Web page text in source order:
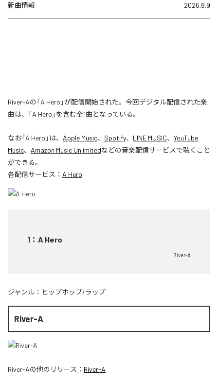
新曲情報 2026.8.9
River-Aの「A Hero」が配信開始された。今回デジタル配信された楽
曲は、「A Hero」を含む全1曲となっている。
なお「A Hero 」は、 Apple Music、 Spotify、 LINE MUSIC、 YouTube
Music、 Amazon Music Unlimitedなどの音楽配信サービスで聴くこと
ができる。
各配信サービス： A Hero
1 ： A Hero
River-A
ジャンル： ヒップホップ/ラップ
River-A
River-Aの他のリリース： River-A